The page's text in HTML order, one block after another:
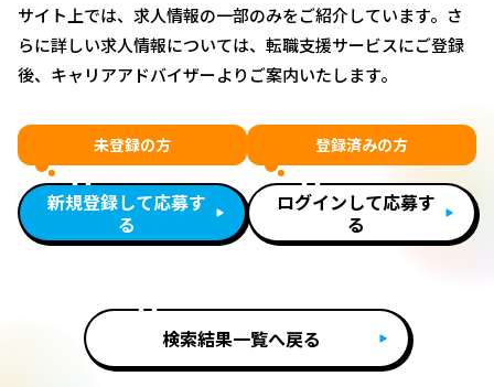
サイト上では、求人情報の一部のみをご紹介しています。さ
らに詳しい求人情報については、転職支援サービスにご登録
後、キャリアアドバイザーよりご案内いたします。
未登録の方
新規登録して応募す
る
登録済みの方
ログインして応募す
る
検索結果一覧へ戻る